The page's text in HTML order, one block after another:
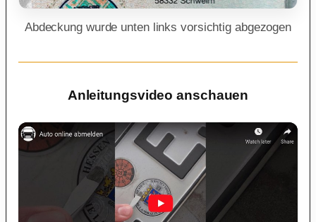
Abdeckung wurde unten links vorsichtig abgezogen
Anleitungsvideo anschauen